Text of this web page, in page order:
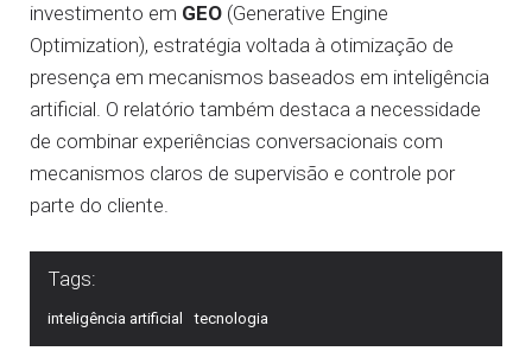
investimento em GEO (Generative Engine
Optimization), estratégia voltada à otimização de
presença em mecanismos baseados em inteligência
artificial. O relatório também destaca a necessidade
de combinar experiências conversacionais com
mecanismos claros de supervisão e controle por
parte do cliente.
Tags:
inteligência artificial tecnologia